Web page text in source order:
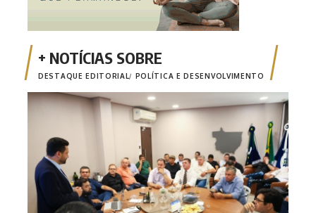
DESTAQUE EDITORIAL POLÍTICA E DESENVOLVIMENTO